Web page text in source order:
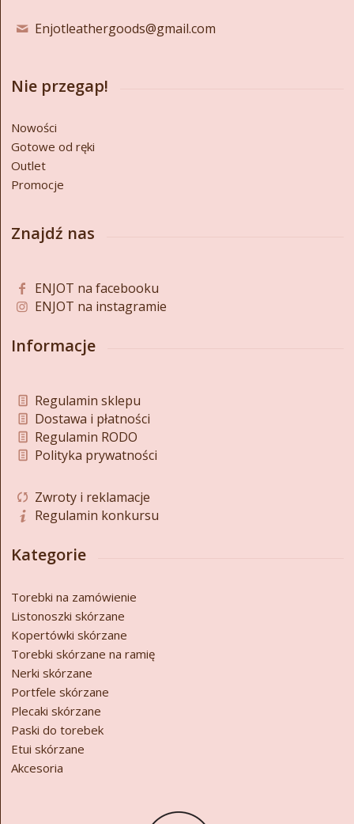
Enjotleathergoods@gmail.com
Nie przegap!
Nowości
Gotowe od ręki
Outlet
Promocje
Znajdź nas
ENJOT na facebooku
ENJOT na instagramie
Informacje
Regulamin sklepu
Dostawa i płatności
Regulamin RODO
Polityka prywatności
Zwroty i reklamacje
Regulamin konkursu
Kategorie
Torebki na zamówienie
Listonoszki skórzane
Kopertówki skórzane
Torebki skórzane na ramię
Nerki skórzane
Portfele skórzane
Plecaki skórzane
Paski do torebek
Etui skórzane
Akcesoria